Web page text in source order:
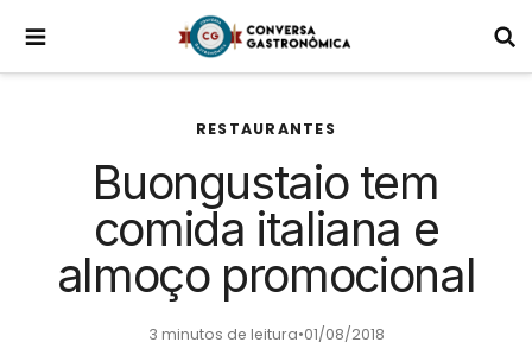
RESTAURANTES
Buongustaio tem
comida italiana e
almoço promocional
3 minutos de leitura•01/08/2018